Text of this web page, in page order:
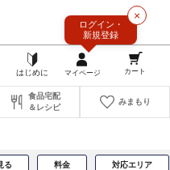
×
ログイン・
新規登録
食品宅配
＆レシピ
みまもり
る 料金 対応エリア